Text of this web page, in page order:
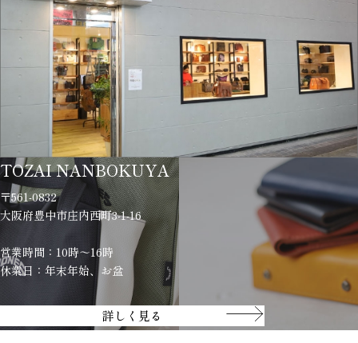
TOZAI NANBOKUYA
〒561-0832
大阪府豊中市庄内西町3-1-16
営業時間：10時～16時
休業日：年末年始、お盆
詳しく見る